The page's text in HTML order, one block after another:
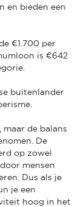
en bieden een
€1.700 per
is €642
buitenlander
de balans
De
op zowel
mensen
Dus als je
je een
hoog in het